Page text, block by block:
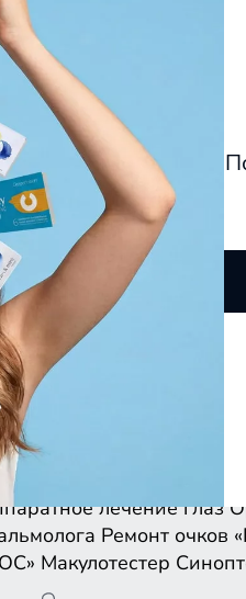
лечение глаз
Ремонт очков
Макулотестер
лечение глаз
Ремонт очков
Макулотестер